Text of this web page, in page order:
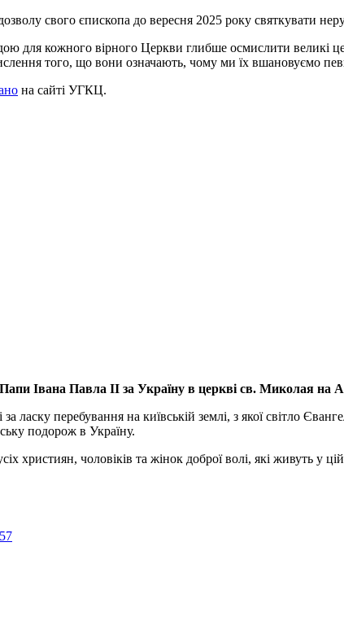
свого єпископа до вересня 2025 року святкувати
для кожного вірного Церкви глибше осмислити великі
того, що вони означають, чому ми їх вшановуємо
на сайті УГКЦ.
Папи Івана Павла ІІ за Україну в церкві св. Миколая на
ласку перебування на київській землі, з якої світло
подорож в Україну.
чоловіків та жінок доброї волі, які живуть у